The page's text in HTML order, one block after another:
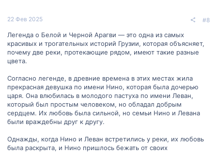
22 Фев 2025 #8
Легенда о Белой и Черной Арагви — это одна из самых
красивых и трогательных историй Грузии, которая объясняет,
почему две реки, протекающие рядом, имеют такие разные
цвета.
Согласно легенде, в древние времена в этих местах жила
прекрасная девушка по имени Нино, которая была дочерью
царя. Она влюбилась в молодого пастуха по имени Леван,
который был простым человеком, но обладал добрым
сердцем. Их любовь была сильной, но семьи Нино и Левана
были враждебны друг к другу.
Однажды, когда Нино и Леван встретились у реки, их любовь
была раскрыта, и Нино пришлось бежать от своих